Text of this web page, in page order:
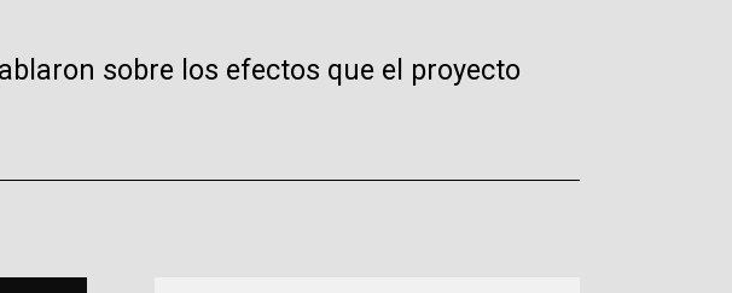
sobre los efectos que el proyecto